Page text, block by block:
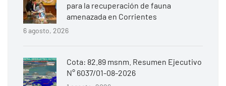
para la recuperación de fauna
amenazada en Corrientes
6 agosto, 2026
Cota: 82.89 msnm. Resumen Ejecutivo
N° 6037/01-08-2026